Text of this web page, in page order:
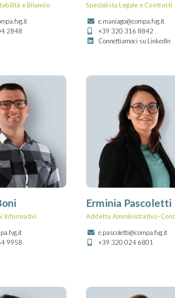
e Bilancio
2848
Specialista Legale e Contratti
e.maniago@compa.fvg.it
+39 320 316 8842
Connettiamoci su LinkedIn
Informativi
9958
Erminia Pascoletti
Addetta Amministrativo-
e.pascoletti@compa.fvg.it
+39 320 024 6801